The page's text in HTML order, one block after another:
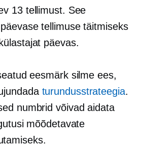
13 tellimust. See
tellimuse täitmiseks
päevas.
eesmärk silme ees,
turundusstrateegia.
numbrid võivad aidata
mõõdetavate